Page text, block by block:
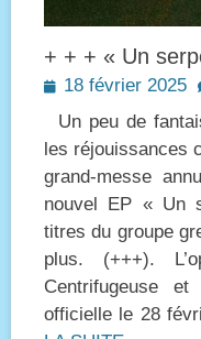
+ + + « Un
Posted
18 février 2025
Un peu de
les réjouissances
grand-messe
nouvel EP « Un
titres du groupe
plus. (+++).
Centrifugeuse
officielle le 28